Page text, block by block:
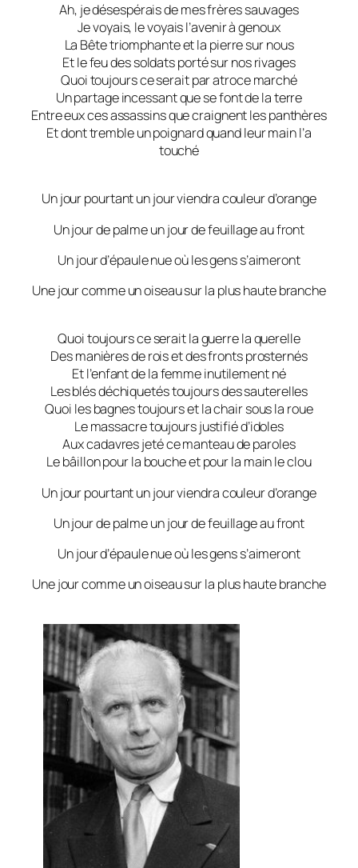
Ah, je désespérais de mes frères sauvages
Je voyais, le voyais l’avenir à genoux
La Bête triomphante et la pierre sur nous
Et le feu des soldats porté sur nos rivages
Quoi toujours ce serait par atroce marché
Un partage incessant que se font de la terre
Entre eux ces assassins que craignent les panthères
Et dont tremble un poignard quand leur main l’a
touché
Un jour pourtant un jour viendra couleur d’orange
Un jour de palme un jour de feuillage au front
Un jour d’épaule nue où les gens s’aimeront
Une jour comme un oiseau sur la plus haute branche
Quoi toujours ce serait la guerre la querelle
Des manières de rois et des fronts prosternés
Et l’enfant de la femme inutilement né
Les blés déchiquetés toujours des sauterelles
Quoi les bagnes toujours et la chair sous la roue
Le massacre toujours justifié d’idoles
Aux cadavres jeté ce manteau de paroles
Le bâillon pour la bouche et pour la main le clou
Un jour pourtant un jour viendra couleur d’orange
Un jour de palme un jour de feuillage au front
Un jour d’épaule nue où les gens s’aimeront
Une jour comme un oiseau sur la plus haute branche